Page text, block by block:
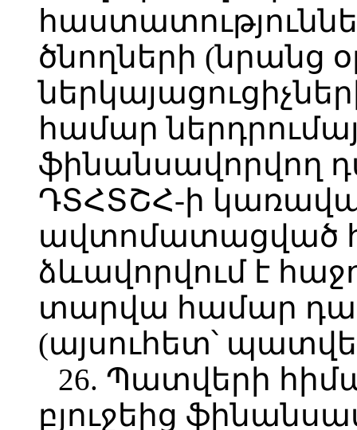
ծնողների (նրանց
համար
ֆինանսավորվող
ԴՏՀՏՇՀ-ի
ավտոմատացված
ձևավորվում է
տարվա համար
(այսուհետ՝
26. Պատվերի
բյուջեից